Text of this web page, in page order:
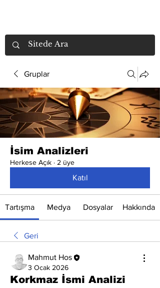
Gruplar
İsim Analizleri
Herkese Açık · 2 üye
Katıl
Tartışma Medya Dosyalar Hakkında
Geri
Mahmut Hos
3 Ocak 2026
Korkmaz İsmi Analizi